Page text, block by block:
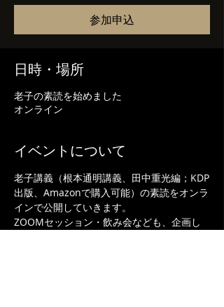
参加申込
日時・場所
老子の素読を始めました
オンライン
イベントについて
老子講義（根本通明講義、田中重光編；KDP
出版、Amazonで購入可能）の素読をオンラ
インで公開していきます。
ZOOMセッション・飲み会なども、企画し